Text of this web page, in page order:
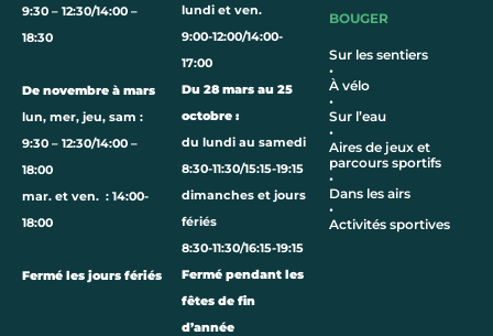
9:30 – 12:30/14:00 –
18:30
De novembre à mars
lun, mer, jeu, sam :
9:30 – 12:30/14:00 –
18:00
mar. et ven. : 14:00-
18:00
Fermé les jours fériés
lundi et ven.
9:00-12:00/14:00-
17:00
Du 28 mars au 25
octobre :
du lundi au samedi
8:30-11:30/15:15-19:15
dimanches et jours
fériés
8:30-11:30/16:15-19:15
Fermé pendant les
fêtes de fin
d’année
BOUGER
Sur les sentiers
•
À vélo
•
Sur l’eau
•
Aires de jeux et
parcours sportifs
•
Dans les airs
•
Activités sportives